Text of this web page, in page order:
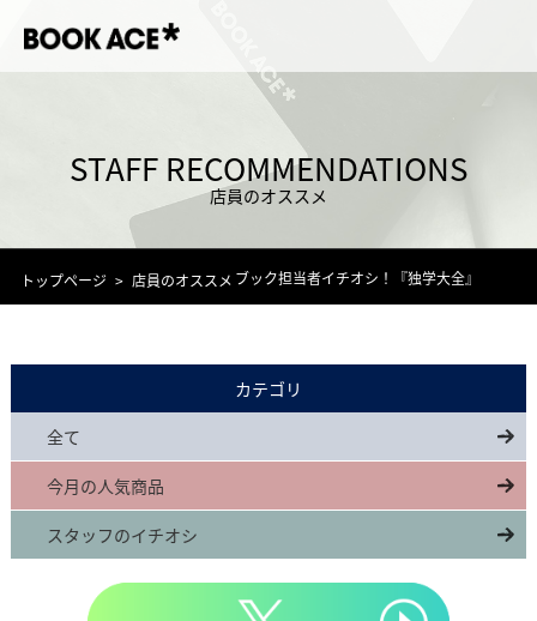
STAFF RECOMMENDATIONS
店員のオススメ
トップページ 店員のオススメ ブック担当者イチオシ！『独学大全』
カテゴリ
全て
今月の人気商品
スタッフのイチオシ